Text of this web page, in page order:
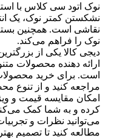
نوک اتود سی کلاس با
نشکستن کمتر نوک، یک
نقاشی است. همچنین بسته
نوک را فراهم می‌کند.
دیجی کالا یکی از
ارائه دهنده محصولات
است. برای خرید
مراجعه کنید و از تنوع
امکان مقایسه قیمت و
کرده و به شما کمک
می‌توانید نظرات و
مطالعه کنید تا تصمیم